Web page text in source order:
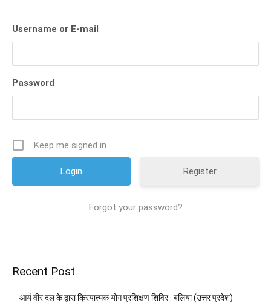
Username or E-mail
Password
Keep me signed in
Register
Forgot your password?
Recent Post
आर्य वीर दल के द्वारा क्रियात्मक योग प्रशिक्षण शिविर : बलिया (उत्तर प्रदेश)